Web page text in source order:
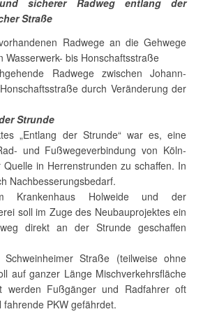
sicherer Radweg entlang der
Straße
Radwege an die Gehwege
Wasserwerk- bis Honschaftsstraße
Radwege zwischen Johann-
durch Veränderung der
Strunde
„Entlang der Strunde“ war es, eine
und Fußwegeverbindung von Köln-
in Herrenstrunden zu schaffen. In
Nachbesserungsbedarf.
Krankenhaus Holweide und der
soll im Zuge des Neubauprojektes ein
direkt an der Strunde geschaffen
Straße (teilweise ohne
auf ganzer Länge Mischverkehrsfläche
werden Fußgänger und Radfahrer oft
PKW gefährdet.